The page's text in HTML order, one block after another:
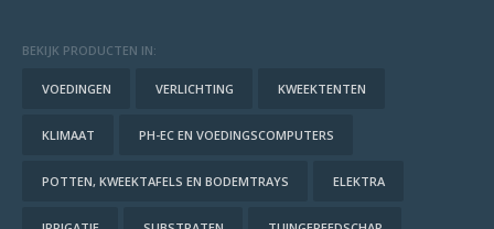
BEKIJK PRODUCTEN IN:
VOEDINGEN VERLICHTING KWEEKTENTEN
KLIMAAT PH-EC EN VOEDINGSCOMPUTERS
POTTEN, KWEEKTAFELS EN BODEMTRAYS ELEKTRA